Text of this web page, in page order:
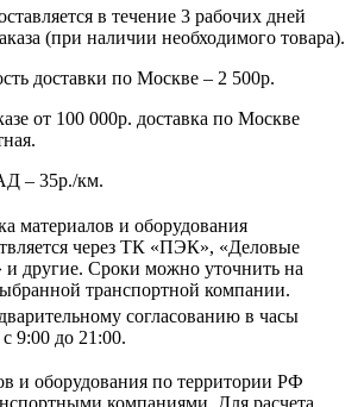
в течение 3 рабочих дней
(при наличии необходимого товара).
доставки по Москве – 2 500р.
от 100 000р. доставка по Москве
– 35р./км.
материалов и оборудования
через ТК «ПЭК», «Деловые
и другие. Сроки можно уточнить на
транспортной компании.
согласованию в часы
9:00 до 21:00.
и оборудования по территории РФ